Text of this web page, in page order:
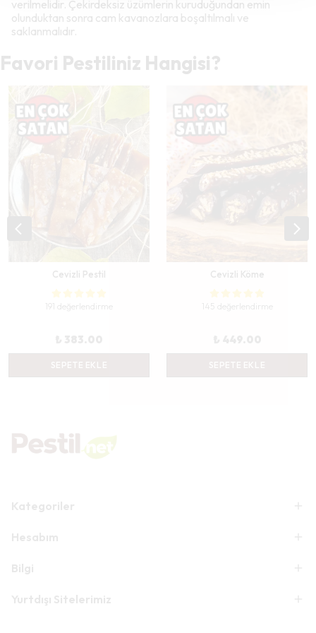
verilmelidir. Çekirdeksiz üzümlerin kuruduğundan emin
olunduktan sonra cam kavanozlara boşaltılmalı ve
saklanmalıdır.
Favori Pestiliniz Hangisi?
Cevizli Pestil
191 değerlendirme
Cevizli Köme
145 değerlendirme